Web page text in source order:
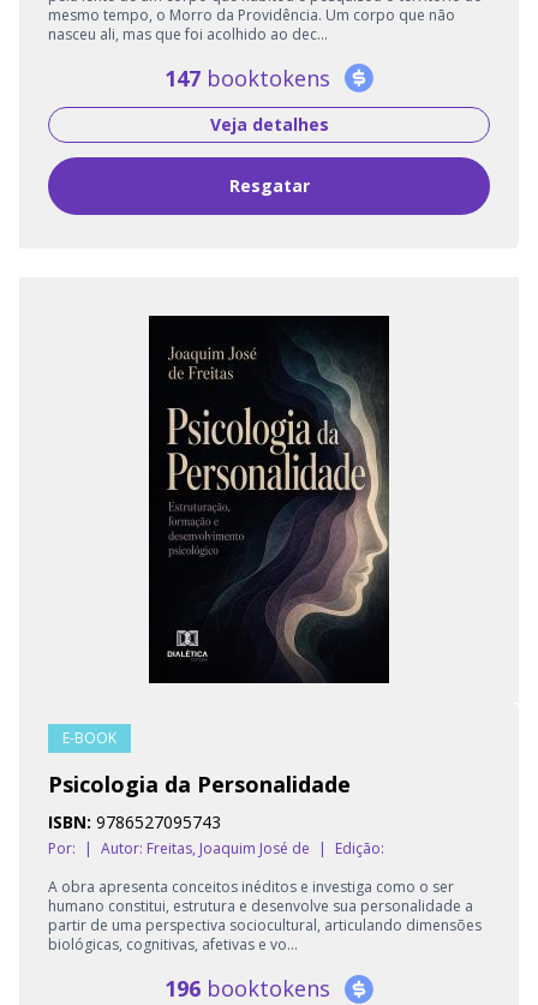
mesmo tempo, o Morro da Providência. Um corpo que não
nasceu ali, mas que foi acolhido ao dec...
147 booktokens
Veja detalhes
Resgatar
E-BOOK
Psicologia da Personalidade
ISBN: 9786527095743
Por: | Autor: Freitas, Joaquim José de |
Edição:
A obra apresenta conceitos inéditos e investiga como o ser
humano constitui, estrutura e desenvolve sua personalidade a
partir de uma perspectiva sociocultural, articulando dimensões
biológicas, cognitivas, afetivas e vo...
196 booktokens